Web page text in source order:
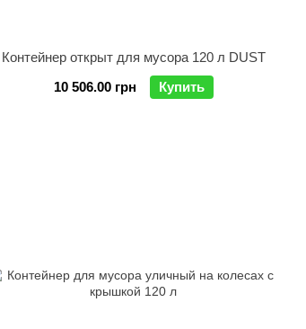
Контейнер открыт для мусора 120 л DUST
10 506.00 грн
Купить